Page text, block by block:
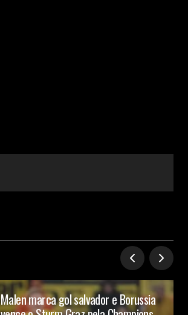
Malen marca gol salvador e Borussia